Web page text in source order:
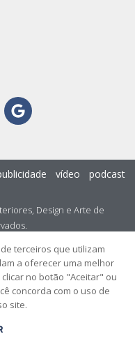
Design e Arte de
vídeo podcast
terceiros que utilizam
a oferecer uma melhor
no botão "Aceitar" ou
concorda com o uso de
site.